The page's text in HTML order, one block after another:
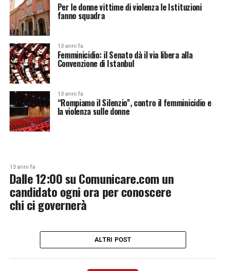
Per le donne vittime di violenza le Istituzioni
fanno squadra
13 anni fa
Femminicidio: il Senato dà il via libera alla
Convenzione di Istanbul
13 anni fa
“Rompiamo il Silenzio”, contro il femminicidio e
la violenza sulle donne
13 anni fa
Dalle 12:00 su Comunicare.com un
candidato ogni ora per conoscere
chi ci governerà
ALTRI POST